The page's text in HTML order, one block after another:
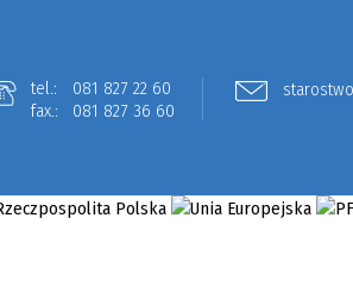
tel.:
081 827 22 60
fax.:
081 827 36 60